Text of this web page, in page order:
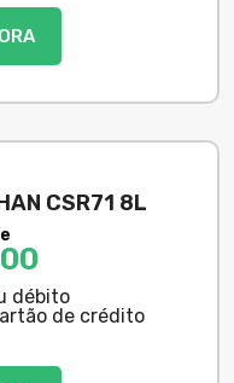
CSR71 8L
débito
de crédito